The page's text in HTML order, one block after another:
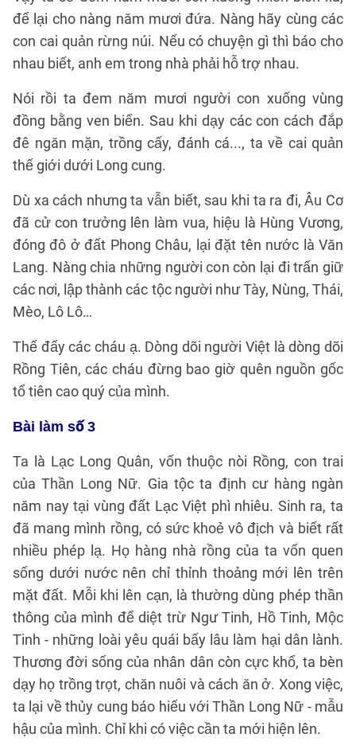
để lại cho nàng năm mươi đứa. Nàng hãy cùng các
con cai quản rừng núi. Nếu có chuyện gì thì báo cho
nhau biết, anh em trong nhà phải hỗ trợ nhau.
Nói rồi ta đem năm mươi người con xuống vùng
đồng bằng ven biển. Sau khi dạy các con cách đắp
đê ngăn mặn, trồng cấy, đánh cá..., ta về cai quản
thế giới dưới Long cung.
Dù xa cách nhưng ta vẫn biết, sau khi ta ra đi, Âu Cơ
đã cử con trưởng lên làm vua, hiệu là Hùng Vương,
đóng đô ở đất Phong Châu, lại đặt tên nước là Văn
Lang. Nàng chia những người con còn lại đi trấn giữ
các nơi, lập thành các tộc người như Tày, Nùng, Thái,
Mèo, Lô Lô…
Thế đấy các cháu ạ. Dòng dõi người Việt là dòng dõi
Rồng Tiên, các cháu đừng bao giờ quên nguồn gốc
tổ tiên cao quý của mình.
Bài làm số 3
Ta là Lạc Long Quân, vốn thuộc nòi Rồng, con trai
của Thần Long Nữ. Gia tộc ta định cư hàng ngàn
năm nay tại vùng đất Lạc Việt phì nhiêu. Sinh ra, ta
đã mang mình rồng, có sức khoẻ vô địch và biết rất
nhiều phép lạ. Họ hàng nhà rồng của ta vốn quen
sống dưới nước nên chỉ thỉnh thoảng mới lên trên
mặt đất. Mỗi khi lên cạn, là thường dùng phép thần
thông của mình để diệt trừ Ngư Tinh, Hồ Tinh, Mộc
Tinh - những loài yêu quái bấy lâu làm hại dân lành.
Thương đời sống của nhân dân còn cực khổ, ta bèn
dạy họ trồng trọt, chăn nuôi và cách ăn ở. Xong việc,
ta lại về thủy cung báo hiếu với Thần Long Nữ - mẫu
hậu của mình. Chỉ khi có việc cần ta mới hiện lên.